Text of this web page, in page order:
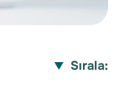
Sırala: